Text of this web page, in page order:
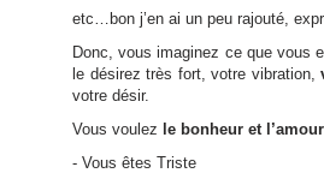
etc…bon j’en ai un peu rajouté,
Donc, vous imaginez ce que vous
le désirez très fort, votre vibration,
votre désir.
Vous voulez le bonheur et l’amour
- Vous êtes Triste